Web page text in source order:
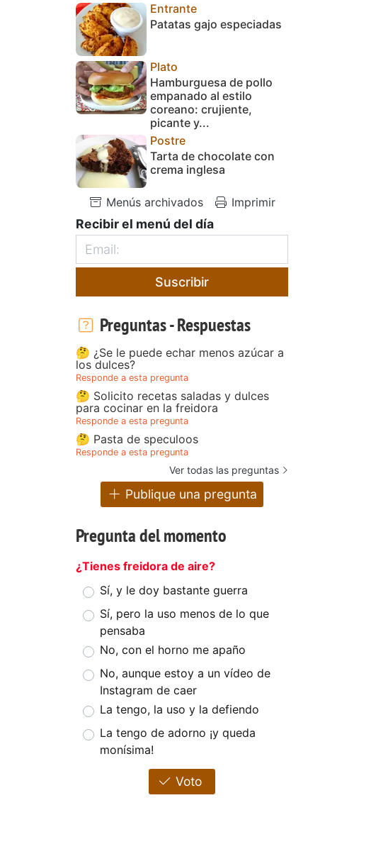
Entrante
Patatas gajo especiadas
Plato
Hamburguesa de pollo
empanado al estilo
coreano: crujiente,
picante y...
Postre
Tarta de chocolate con
crema inglesa
Menús archivados Imprimir
Recibir el menú del día
Suscribir
Preguntas - Respuestas
🤔 ¿Se le puede echar menos azúcar a
los dulces?
Responde a esta pregunta
🤔 Solicito recetas saladas y dulces
para cocinar en la freidora
Responde a esta pregunta
🤔 Pasta de speculoos
Responde a esta pregunta
Ver todas las preguntas
Publique una pregunta
Pregunta del momento
¿Tienes freidora de aire?
Sí, y le doy bastante guerra
Sí, pero la uso menos de lo que
pensaba
No, con el horno me apaño
No, aunque estoy a un vídeo de
Instagram de caer
La tengo, la uso y la defiendo
La tengo de adorno ¡y queda
monísima!
Voto